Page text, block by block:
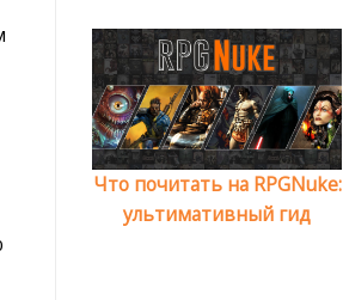
Что почитать на RPGNuke:
ультимативный гид